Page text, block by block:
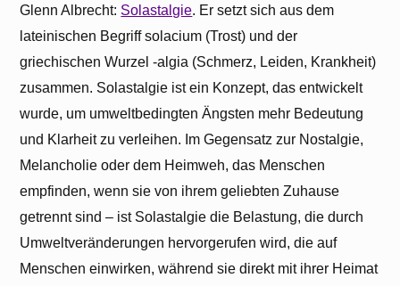
Glenn Albrecht: Solastalgie. Er setzt sich aus dem
lateinischen Begriff solacium (Trost) und der
griechischen Wurzel -algia (Schmerz, Leiden, Krankheit)
zusammen. Solastalgie ist ein Konzept, das entwickelt
wurde, um umweltbedingten Ängsten mehr Bedeutung
und Klarheit zu verleihen. Im Gegensatz zur Nostalgie,
Melancholie oder dem Heimweh, das Menschen
empfinden, wenn sie von ihrem geliebten Zuhause
getrennt sind – ist Solastalgie die Belastung, die durch
Umweltveränderungen hervorgerufen wird, die auf
Menschen einwirken, während sie direkt mit ihrer Heimat